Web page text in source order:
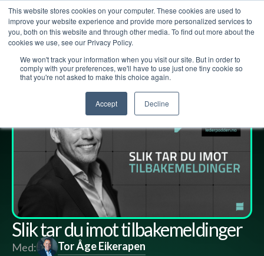
This website stores cookies on your computer. These cookies are used to
improve your website experience and provide more personalized services to
you, both on this website and through other media. To find out more about the
cookies we use, see our Privacy Policy.
We won't track your information when you visit our site. But in order to
comply with your preferences, we'll have to use just one tiny cookie so
that you're not asked to make this choice again.
Accept Decline
Lederpodden 15aug2025 274 Del
Slik tar du imot tilbakemeldinger
Med:
Tor Åge Eikerapen